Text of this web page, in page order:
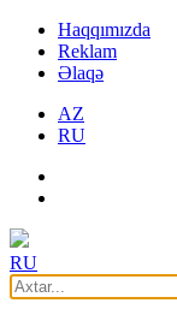
Haqqımızda
Reklam
Əlaqə
AZ
RU
RU